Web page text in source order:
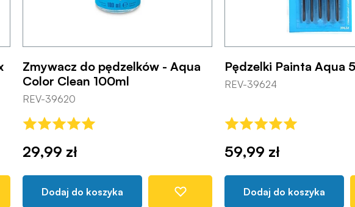
Zmywacz do pędzelków - Aqua
Color Clean 100ml
REV-39620
29,99 zł
Dodaj do koszyka
Pędzelki Painta Aqua
REV-39624
59,99 zł
Dodaj do koszyka